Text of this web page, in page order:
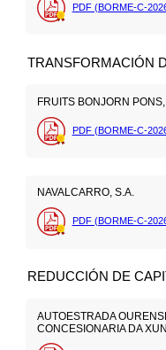
PDF (BORME-C-
TRANSFORMACIÓN
FRUITS BONJORN PONS,
PDF (BORME-C-
NAVALCARRO, S.A.
PDF (BORME-C-
REDUCCIÓN DE
AUTOESTRADA
CONCESIONARIA DA